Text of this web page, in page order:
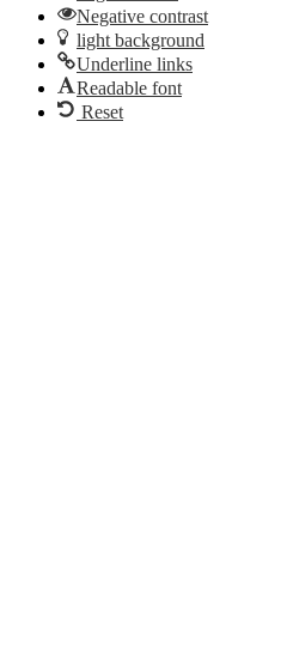
Negative contrast
light background
Underline links
Readable font
Reset